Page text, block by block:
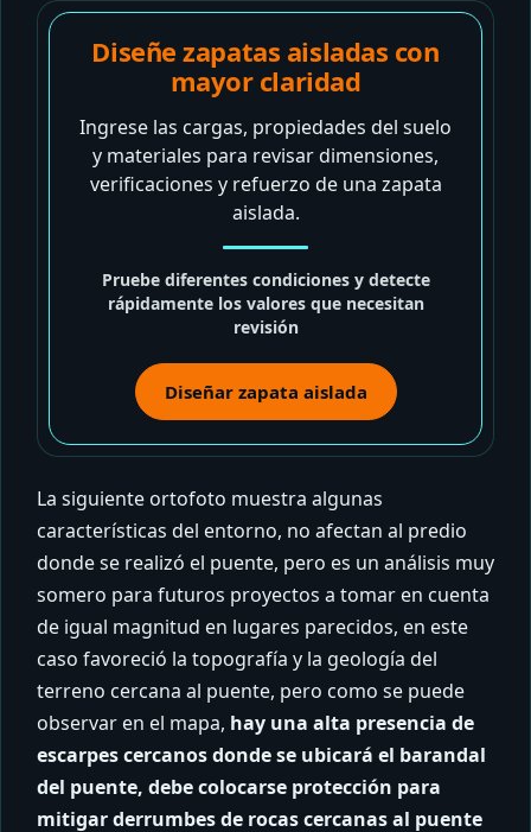
Diseñe zapatas aisladas con
mayor claridad
Ingrese las cargas, propiedades del suelo
y materiales para revisar dimensiones,
verificaciones y refuerzo de una zapata
aislada.
Pruebe diferentes condiciones y detecte
rápidamente los valores que necesitan
revisión
Diseñar zapata aislada
La siguiente ortofoto muestra algunas
características del entorno, no afectan al predio
donde se realizó el puente, pero es un análisis muy
somero para futuros proyectos a tomar en cuenta
de igual magnitud en lugares parecidos, en este
caso favoreció la topografía y la geología del
terreno cercana al puente, pero como se puede
observar en el mapa, hay una alta presencia de
escarpes cercanos donde se ubicará el barandal
del puente, debe colocarse protección para
mitigar derrumbes de rocas cercanas al puente